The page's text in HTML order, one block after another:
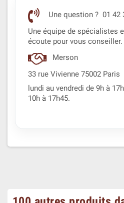
Une question ? 01 42
Une équipe de spécialistes
écoute pour vous conseiller.
Merson
33 rue Vivienne 75002 Paris
lundi au vendredi de 9h à
10h à 17h45.